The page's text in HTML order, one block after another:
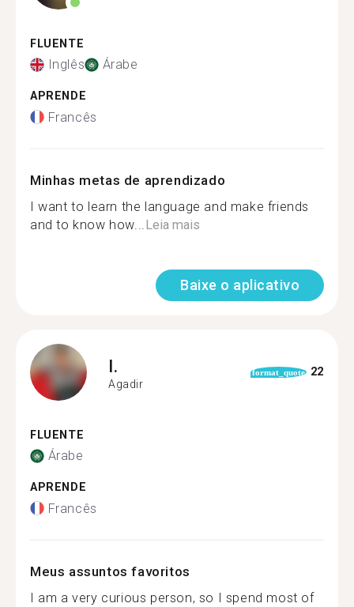
FLUENTE
Inglês Árabe
APRENDE
Francês
Minhas metas de aprendizado
I want to learn the language and make friends
and to know how... Leia mais
Baixe o aplicativo
I.
Agadir
format_quote 22
FLUENTE
Árabe
APRENDE
Francês
Meus assuntos favoritos
I am a very curious person, so I spend most of